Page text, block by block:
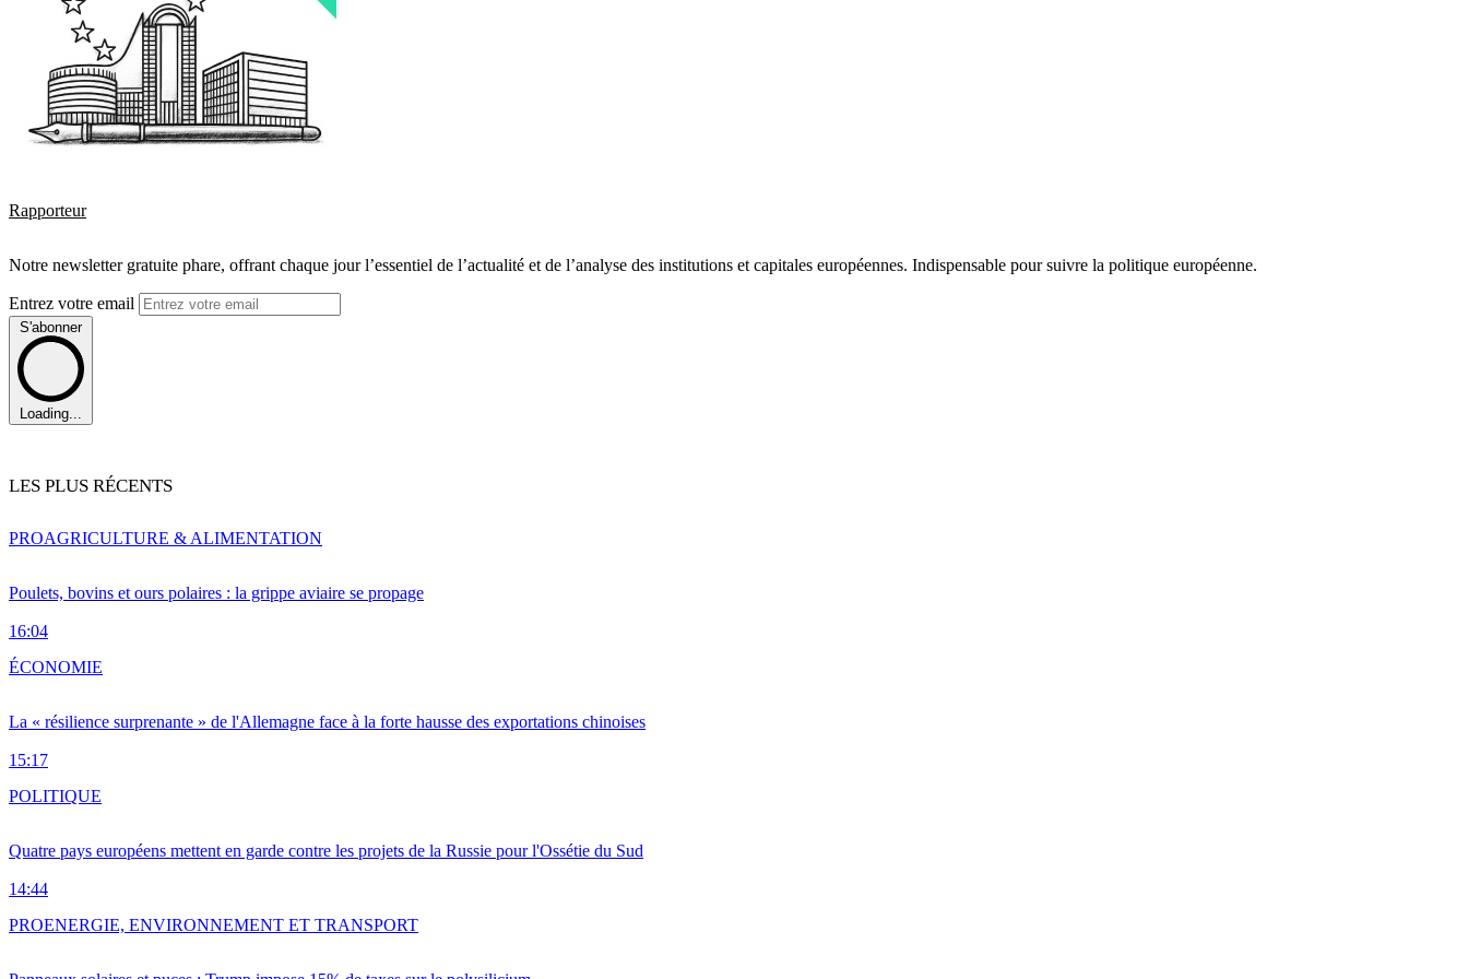
Rapporteur
Notre newsletter gratuite phare, offrant chaque jour l’essentiel de l’actualité et de l’analyse des institutions et capitales européennes. Indispensable pour suivre la politique européenne.
Entrez votre email
S'abonner
Loading...
LES PLUS RÉCENTS
Poulets, bovins et ours polaires : la grippe aviaire se propage
16:04
PROAGRICULTURE & ALIMENTATION
La « résilience surprenante » de l'Allemagne face à la forte hausse des exportations chinoises
15:17
ÉCONOMIE
Quatre pays européens mettent en garde contre les projets de la Russie pour l'Ossétie du Sud
14:44
POLITIQUE
PROENERGIE, ENVIRONNEMENT ET TRANSPORT